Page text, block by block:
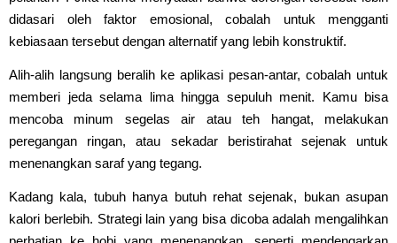
didasari oleh faktor emosional, cobalah untuk mengganti
kebiasaan tersebut dengan alternatif yang lebih konstruktif.
Alih-alih langsung beralih ke aplikasi pesan-antar, cobalah untuk
memberi jeda selama lima hingga sepuluh menit. Kamu bisa
mencoba minum segelas air atau teh hangat, melakukan
peregangan ringan, atau sekadar beristirahat sejenak untuk
menenangkan saraf yang tegang.
Kadang kala, tubuh hanya butuh rehat sejenak, bukan asupan
kalori berlebih. Strategi lain yang bisa dicoba adalah mengalihkan